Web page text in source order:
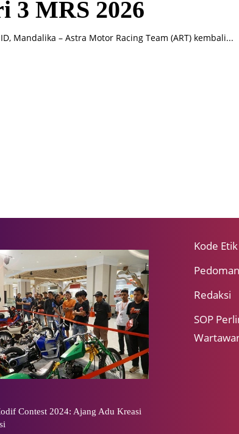
3 MRS 2026
Mandalika – Astra Motor Racing Team (ART) kembali...
Contest 2024: Ajang Adu Kreasi
Kode
Redaksi
SOP